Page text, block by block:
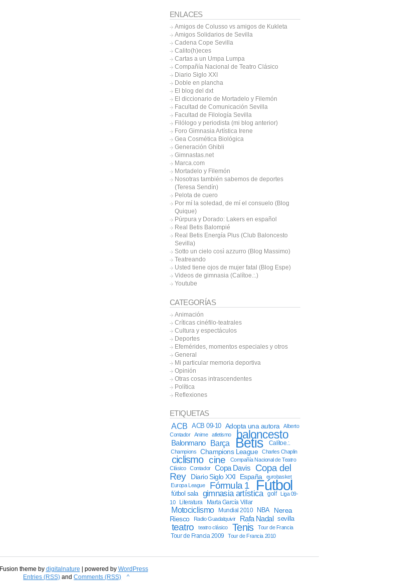
ENLACES
Amigos de Colusso vs amigos de Kukleta
Amigos Solidarios de Sevilla
Cadena Cope Sevilla
Calito(h)eces
Cartas a un Umpa Lumpa
Compañía Nacional de Teatro Clásico
Diario Siglo XXI
Doble en plancha
El blog del dxt
El diccionario de Mortadelo y Filemón
Facultad de Comunicación Sevilla
Facultad de Filología Sevilla
Filólogo y periodista (mi blog anterior)
Foro Gimnasia Artística Irene
Gea Cosmética Biológica
Generación Ghibli
Gimnastas.net
Marca.com
Mortadelo y Filemón
Nosotras también sabemos de deportes
(Teresa Sendín)
Pelota de cuero
Por mí la soledad, de mí el consuelo (Blog
Quique)
Púrpura y Dorado: Lakers en español
Real Betis Balompié
Real Betis Energía Plus (Club Baloncesto
Sevilla)
Sotto un cielo così azzurro (Blog Massimo)
Teatreando
Usted tiene ojos de mujer fatal (Blog Espe)
Videos de gimnasia (Calítoe.:.)
Youtube
CATEGORÍAS
Animación
Críticas cinéfilo-teatrales
Cultura y espectáculos
Deportes
Efemérides, momentos especiales y otros
General
Mi particular memoria deportiva
Opinión
Otras cosas intrascendentes
Política
Reflexiones
ETIQUETAS
ACB ACB 09-10 Adopta una autora
Alberto
Contador
Anime atletismo baloncesto
Balonmano Barça Betis Calítoe.:.
Champions Champions League Charles Chaplin
ciclismo cine
Compañía Nacional de Teatro
Clásico
Contador Copa Davis
Copa del
Rey
Diario Siglo XXI España
eurobasket
Europa League
Fórmula 1 Fútbol
fútbol sala gimnasia artística golf
Liga 09-
10
Literatura Marta García Villar
Motociclismo Mundial 2010 NBA
Nerea
Riesco
Radio Guadalquivir Rafa Nadal sevilla
teatro teatro clásico Tenis Tour de Francia
Tour de Francia 2009 Tour de Francia 2010
Fusion theme by digitalnature | powered by WordPress
Entries (RSS) andComments (RSS) ^